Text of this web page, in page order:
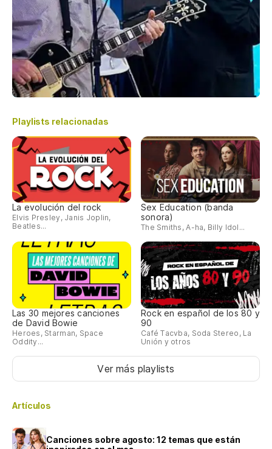
Playlists relacionadas
La evolución del rock
Elvis Presley, Janis Joplin,
Beatles...
Sex Education (banda
sonora)
The Smiths, A-ha, Billy Idol...
Las 30 mejores canciones
de David Bowie
Heroes, Starman, Space
Oddity...
Rock en español de los 80 y
90
Café Tacvba, Soda Stereo, La
Unión y otros
Ver más playlists
Artículos
Canciones sobre agosto: 12 temas que están